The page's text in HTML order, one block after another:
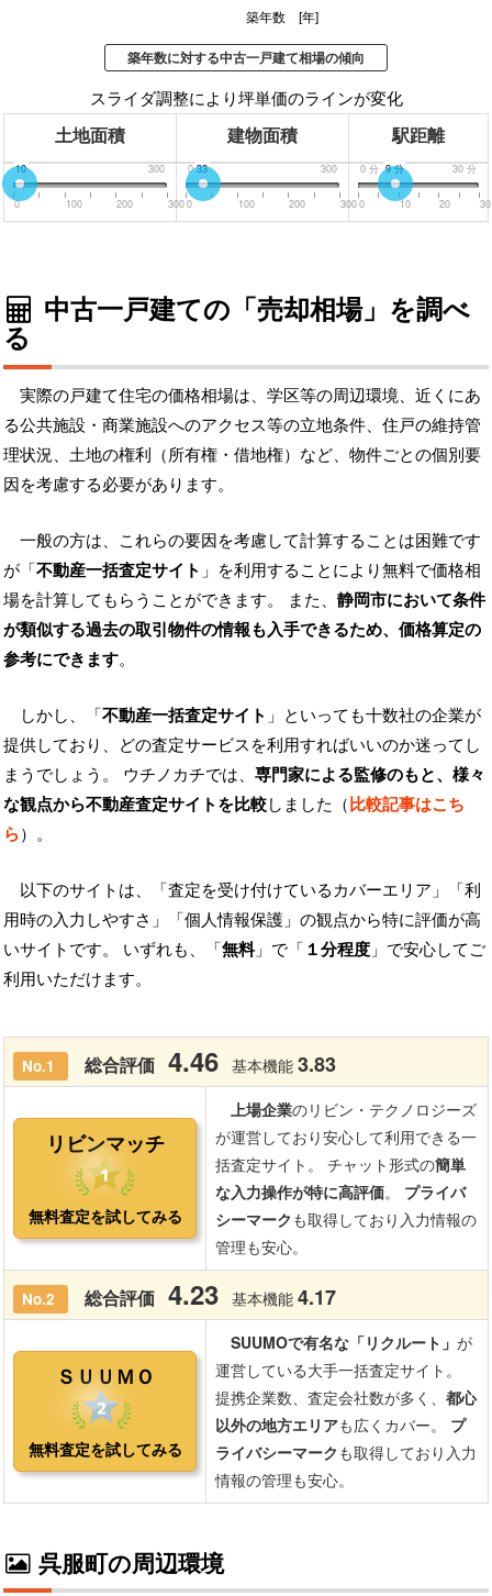
築年数 [年]
築年数に対する中古一戸建て相場の傾向
スライダ調整により坪単価のラインが変化
土地面積 建物面積 駅距離
0 300
10
0 100 200 300
0 300
33
0 100 200 300
0 分 30 分
9分
0 10 20 30
中古一戸建ての「売却相場」を調べ
る
実際の戸建て住宅の価格相場は、学区等の周辺環境、近くにあ
る公共施設・商業施設へのアクセス等の立地条件、住戸の維持管
理状況、土地の権利（所有権・借地権）など、物件ごとの個別要
因を考慮する必要があります。
一般の方は、これらの要因を考慮して計算することは困難です
が「不動産一括査定サイト 」を利用することにより無料で価格相
場を計算してもらうことができます。 また、 静岡市において条件
が類似する過去の取引物件の情報も入手できるため、価格算定の
参考にできます。
しかし、「不動産一括査定サイト 」といっても十数社の企業が
提供しており、どの査定サービスを利用すればいいのか迷ってし
まうでしょう。 ウチノカチでは、 専門家による監修のもと、様々
な観点から不動産査定サイトを比較しました（比較記事はこち
ら）。
以下のサイトは、「査定を受け付けているカバーエリア」「利
用時の入力しやすさ」「個人情報保護」の観点から特に評価が高
いサイトです。 いずれも、「無料」で「 １分程度 」で安心してご
利用いただけます。
呉服町の周辺環境